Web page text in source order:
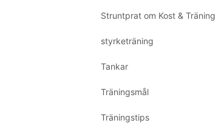
Struntprat om Kost & Träning
styrketräning
Tankar
Träningsmål
Träningstips